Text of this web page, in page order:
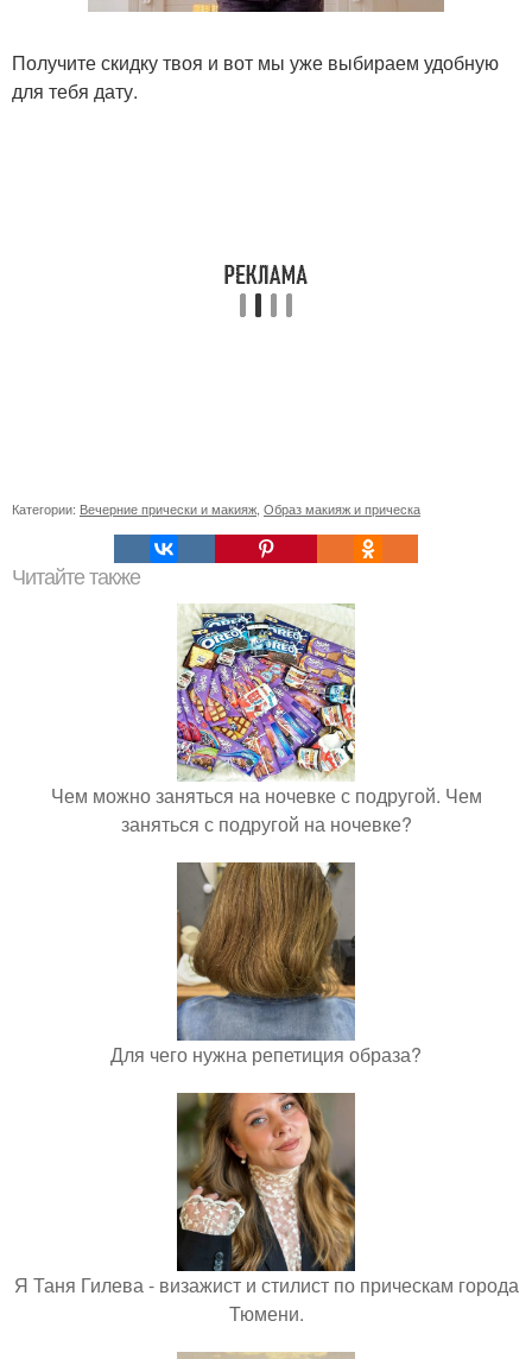
Получите скидку твоя и вот мы уже выбираем удобную
для тебя дату.
Категории: Вечерние прически и макияж Образ макияж и прическа
Читайте также
Чем можно заняться на ночевке с подругой. Чем
заняться с подругой на ночевке?
Для чего нужна репетиция образа?
Я Таня Гилева - визажист и стилист по прическам города
Тюмени.